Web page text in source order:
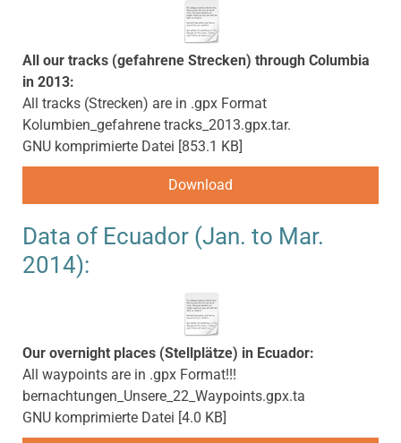
All our tracks (gefahrene Strecken) through Columbia
in 2013:
All tracks (Strecken) are in .gpx Format
Kolumbien_gefahrene tracks_2013.gpx.tar.
GNU komprimierte Datei 853.1 KB
Download
Data of Ecuador (Jan. to Mar.
2014):
Our overnight places (Stellplätze) in Ecuador:
All waypoints are in .gpx Format!!!
bernachtungen_Unsere_22_Waypoints.gpx.ta
GNU komprimierte Datei 4.0 KB